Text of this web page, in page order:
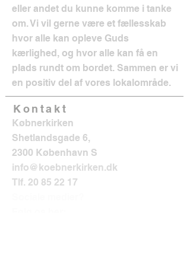
eller andet du kunne komme i tanke
om. Vi vil gerne være et fællesskab
hvor alle kan opleve Guds
kærlighed, og hvor alle kan få en
plads rundt om bordet. Sammen er vi
en positiv del af vores lokalområde.
Kontakt
Købnerkirken
Shetlandsgade 6,
2300 København S
info@koebnerkirken.dk
Tlf. 20 85 22 17